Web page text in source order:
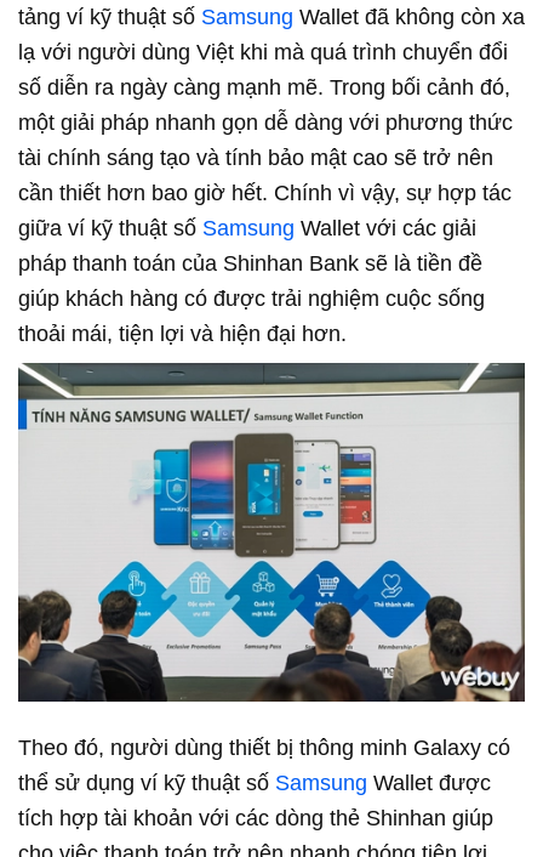
tảng ví kỹ thuật số Samsung Wallet đã không còn xa
lạ với người dùng Việt khi mà quá trình chuyển đổi
số diễn ra ngày càng mạnh mẽ. Trong bối cảnh đó,
một giải pháp nhanh gọn dễ dàng với phương thức
tài chính sáng tạo và tính bảo mật cao sẽ trở nên
cần thiết hơn bao giờ hết. Chính vì vậy, sự hợp tác
giữa ví kỹ thuật số Samsung Wallet với các giải
pháp thanh toán của Shinhan Bank sẽ là tiền đề
giúp khách hàng có được trải nghiệm cuộc sống
thoải mái, tiện lợi và hiện đại hơn.
Theo đó, người dùng thiết bị thông minh Galaxy có
thể sử dụng ví kỹ thuật số Samsung Wallet được
tích hợp tài khoản với các dòng thẻ Shinhan giúp